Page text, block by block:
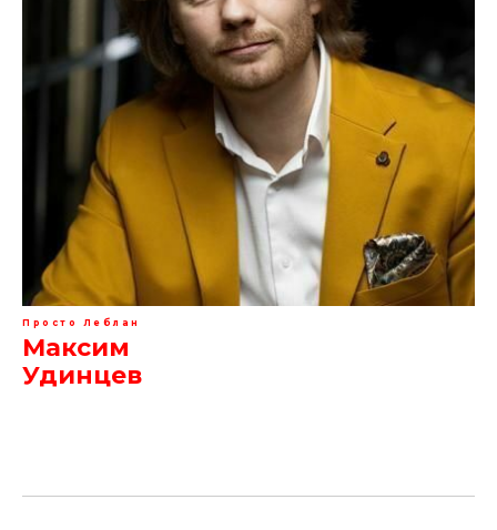
Просто Леблан
Максим
Удинцев